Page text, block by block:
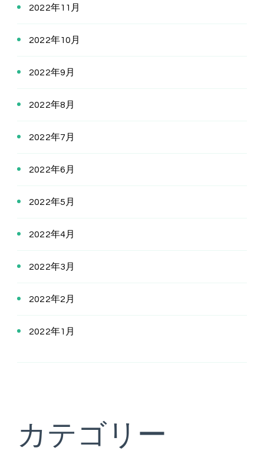
2022年11月
2022年10月
2022年9月
2022年8月
2022年7月
2022年6月
2022年5月
2022年4月
2022年3月
2022年2月
2022年1月
カテゴリー